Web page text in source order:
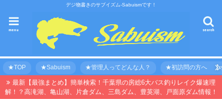
デジ物書きのサブイズム-Sabuismです！
search
menu
★TOP ★Sabuism ★管理人ってどんな人？ ★初訪問の方へ 【
最新【最強まとめ】簡単検索！千葉県の房総6大バス釣りレイク爆速理
解！？高滝湖、亀山湖、片倉ダム、三島ダム、豊英湖、戸面原ダム情報！